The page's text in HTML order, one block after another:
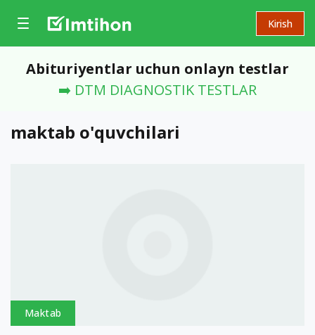
Kirish
Abituriyentlar uchun onlayn testlar
➡️ DTM DIAGNOSTIK TESTLAR
maktab o'quvchilari
Maktab